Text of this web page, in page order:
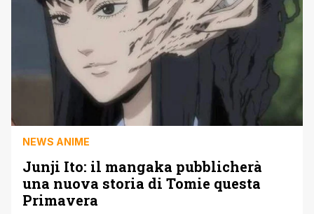
NEWS ANIME
Junji Ito: il mangaka pubblicherà
una nuova storia di Tomie questa
Primavera